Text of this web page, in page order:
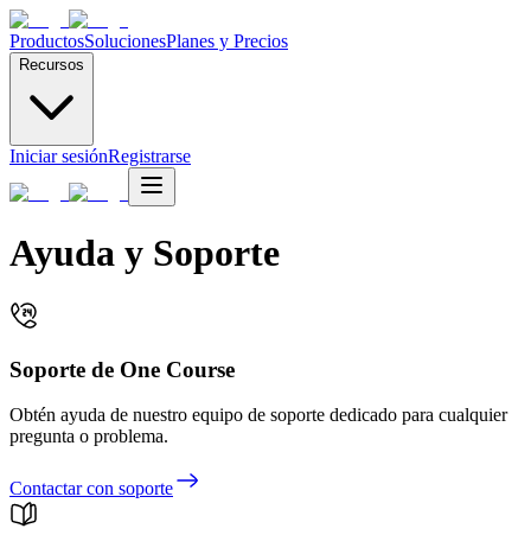
ProductosSolucionesPlanes y Precios
Recursos
Iniciar sesiónRegistrarse
Ayuda y Soporte
Soporte de One Course
Obtén ayuda de nuestro equipo de soporte dedicado para cualquier
pregunta o problema.
Contactar con soporte